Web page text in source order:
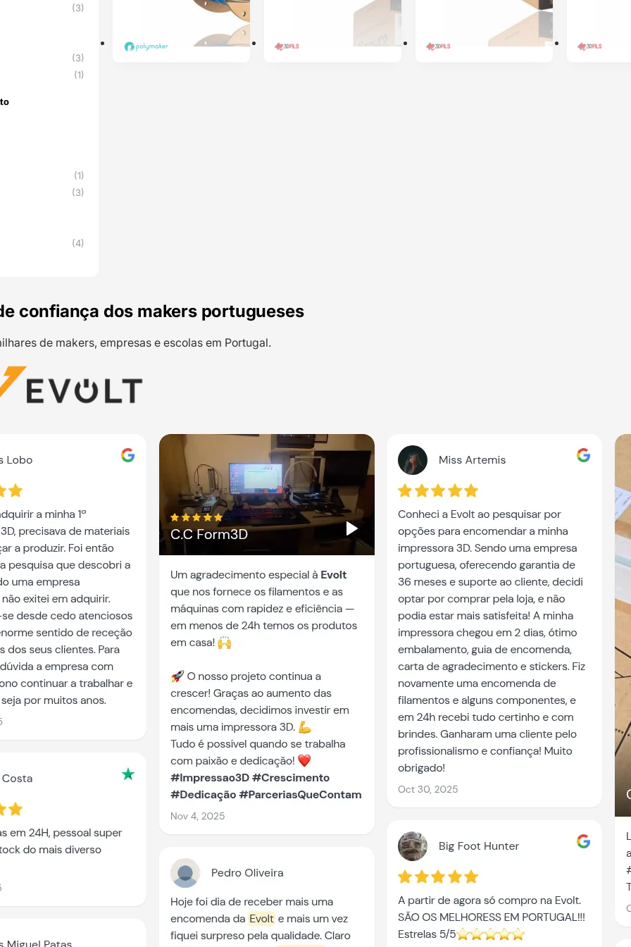
(3)
(3)
(1)
(1)
(3)
(4)
confiança dos makers portugueses
de makers, empresas e escolas em Portugal.